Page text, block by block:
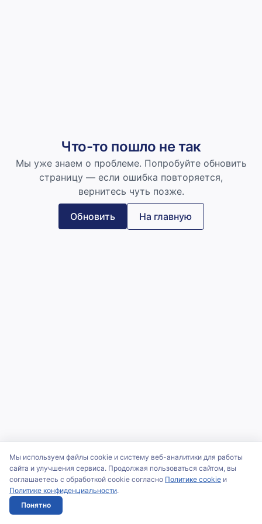
Что-то пошло не так
Мы уже знаем о проблеме. Попробуйте обновить
страницу — если ошибка повторяется,
вернитесь чуть позже.
Обновить На главную
Мы используем файлы cookie и систему веб-аналитики для работы
сайта и улучшения сервиса. Продолжая пользоваться сайтом, вы
соглашаетесь с обработкой cookie согласно Политике cookie и
Политике конфиденциальности.
Понятно